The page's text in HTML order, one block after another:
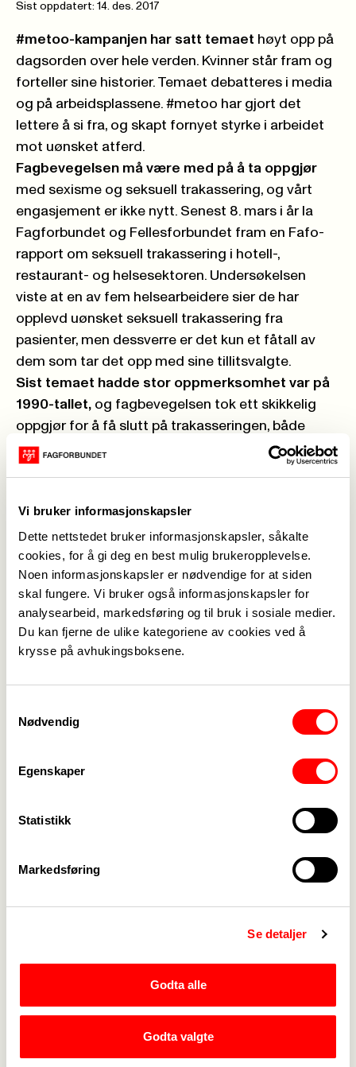
Vi bruker informasjonskapsler
Dette nettstedet bruker informasjonskapsler, såkalte
cookies, for å gi deg en best mulig brukeropplevelse.
Noen informasjonskapsler er nødvendige for at siden
skal fungere. Vi bruker også informasjonskapsler for
analysearbeid, markedsføring og til bruk i sosiale medier.
Du kan fjerne de ulike kategoriene av cookies ved å
krysse på avhukingsboksene.
Nødvendig
Egenskaper
Statistikk
Markedsføring
Se detaljer
Godta alle
Godta valgte
Sist oppdatert: 14. des. 2017
#metoo-kampanjen har satt temaet høyt opp på
dagsorden over hele verden. Kvinner står fram og
forteller sine historier. Temaet debatteres i media
og på arbeidsplassene. #metoo har gjort det
lettere å si fra, og skapt fornyet styrke i arbeidet
mot uønsket atferd.
Fagbevegelsen må være med på å ta oppgjør
med sexisme og seksuell trakassering, og vårt
engasjement er ikke nytt. Senest 8. mars i år la
Fagforbundet og Fellesforbundet fram en Fafo-
rapport om seksuell trakassering i hotell-,
restaurant- og helsesektoren. Undersøkelsen
viste at en av fem helsearbeidere sier de har
opplevd uønsket seksuell trakassering fra
pasienter, men dessverre er det kun et fåtall av
dem som tar det opp med sine tillitsvalgte.
Sist temaet hadde stor oppmerksomhet var på
1990-tallet, og fagbevegelsen tok ett skikkelig
oppgjør for å få slutt på trakasseringen, både
innad i fagbevegelsen og på arbeidsplassene. Vi
utarbeidet holdningskampanjer og konkrete
være rustet til å ta disse sakene og støtte de som
opplevde tilnærmelser og overgrep. Mye tyder på
at vi nå, tjue år seinere, igjen må ta omfattende
grep.
Fagforbundets tillitsvalgte skal støttealle
medlemmer som opplever seksuell trakassering.
På arbeidsplassene skal det være klare rutiner for
hvordan seksuell trakassering skal forebygges og
håndteres. Sammen med arbeidsgivere,
fagbevegelsen skal vi forebygge og følge opp
riktig å løfte seksuell trakassering inn i
Innad i Fagforbundet er seksuell trakassering
helt uakseptabelt og i strid med våre vedtekter. Vi
har nulltoleranse mot mobbing og trakassering. Vi
skal ha rutiner for å varsle om slik uønsket atferd i
De som sier fra skal føle seg trygge. På
arrangementene i regi av forbundet, skal vi minne
om etisk oppførsel og at trakasserende atferd
ikke tolereres.